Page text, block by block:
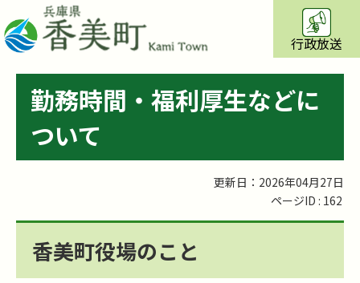
行政放送
勤務時間・福利厚生などに
ついて
更新日：2026年04月27日
ページID : 162
香美町役場のこと